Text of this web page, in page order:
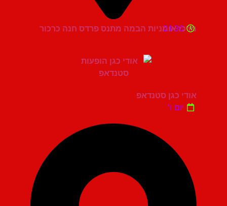
מרכז אומניות הבמה מתנס פרדס חנה כרכור
21:30
אודי כגן סטנדאפ
יום ו'